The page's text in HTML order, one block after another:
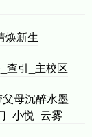
焕新生
查引_主校区
母沉醉水墨
_小悦_云雾